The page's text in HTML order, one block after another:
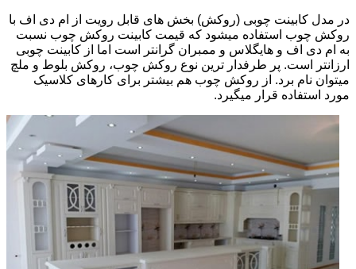
در مدل کابینت چوبی (روکش) بخش های قابل رویت از ام دی اف با
روکش چوب استفاده میشود که قیمت کابینت روکش چوب نسبت
به ام دی اف و هایگلاس و ممبران گرانتر است اما از کابینت چوبی
ارزانتر است. پر طرفدار ترین نوع روکش چوب، روکش بلوط و ملچ
میتوان نام برد. از روکش چوب هم بیشتر برای کارهای کلاسیک
مورد استفاده قرار میگیرد.